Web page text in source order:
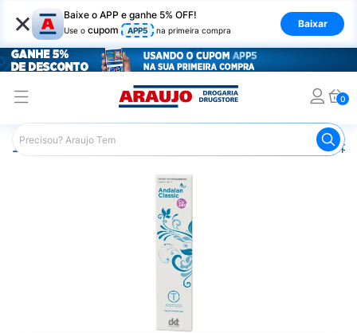
× Baixe o APP e ganhe 5% OFF!
Use o cupom APP5 na primeira compra
Baixar
0
Araujo Medicamentos